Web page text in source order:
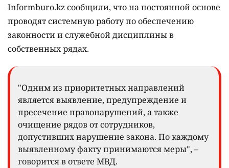
Informburo.kz сообщили, что на постоянной основе
проводят системную работу по обеспечению
законности и служебной дисциплины в
собственных рядах.
"Одним из приоритетных направлений
является выявление, предупреждение и
пресечение правонарушений, а также
очищение рядов от сотрудников,
допустивших нарушение закона. По каждому
выявленному факту принимаются меры", –
говорится в ответе МВД.